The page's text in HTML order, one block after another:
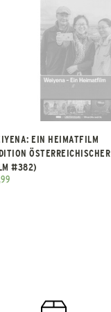
EIN HEIMATFILM
ÖSTERREICHISCHER
#382)